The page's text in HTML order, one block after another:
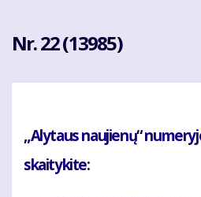
Nr. 22 (13985)
„Alytaus naujienų“
skaitykite: